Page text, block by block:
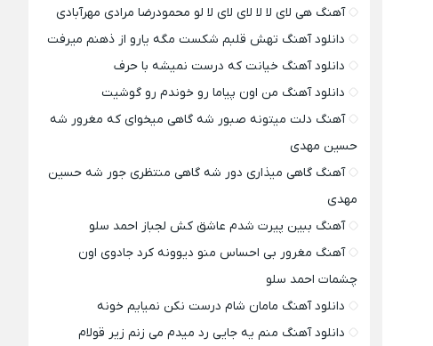
آهنگ هی لای لا لا لای لای لا لو محمودرضا مرادی مهرآبادی
دانلود آهنگ تهش قلبم شکست مگه یارو از ذهنم میرفت
دانلود آهنگ خیانت که درست نمیشه با حرف
دانلود آهنگ من اون پیاما رو خوندم رو گوشیت
آهنگ دلت میتونه صبور شه گاهی میخوای که مغرور شه
حسین مهدی
آهنگ گاهی میذاری دور شه گاهی منتظری جور شه حسین
مهدی
آهنگ ببین پیرت شدم عاشق کش لجباز احمد سلو
آهنگ مغرور بی احساس منو دیوونه کرد جادوی اون
چشمات احمد سلو
دانلود آهنگ مامان شام درست نکن نمیایم خونه
دانلود آهنگ منم یه جایی رد میدم می زنم زیر قولام